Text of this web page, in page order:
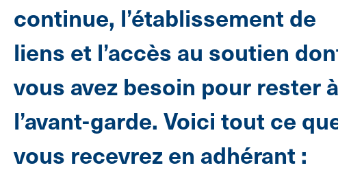
continue, l’établissement de
liens et l’accès au soutien
vous avez besoin pour rester à
l’avant-garde. Voici tout ce
vous recevrez en adhérant :